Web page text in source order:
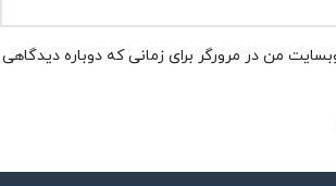
من در مرورگر برای زمانی که دوباره دیدگاهی